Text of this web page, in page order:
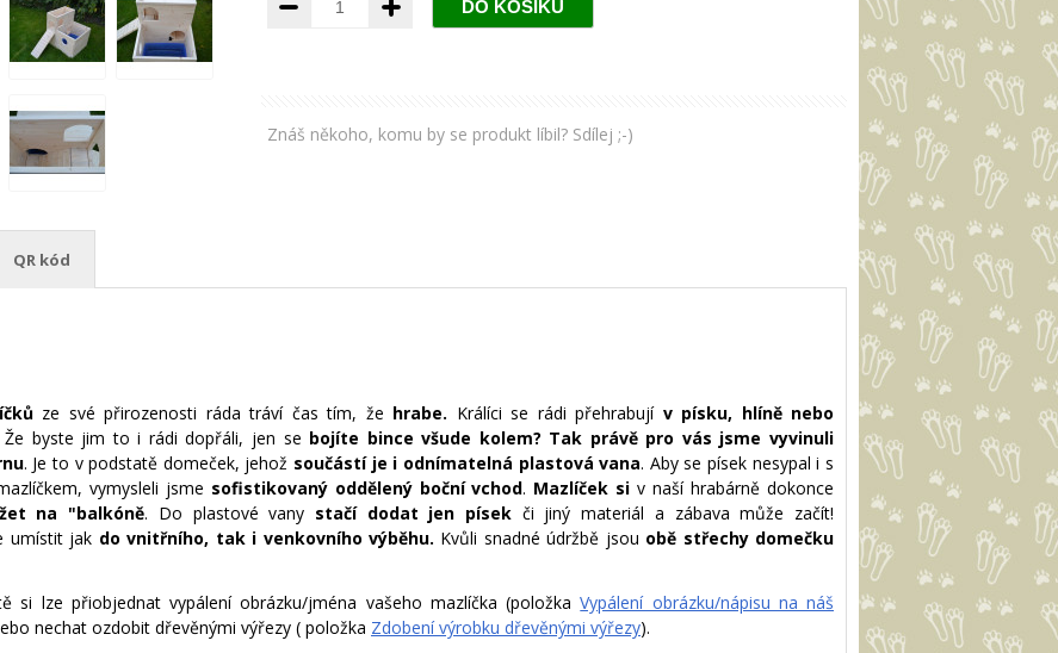
Znáš někoho, komu by se produkt líbil? Sdílej ;-)
QR kód
ze své přirozenosti ráda tráví čas tím, že hrabe. Králíci se rádi přehrabují v písku, hlíně nebo
Že byste jim to i rádi dopřáli, jen se bojíte bince všude kolem? Tak právě pro vás jsme vyvinuli
. Je to v podstatě domeček, jehož součástí je i odnímatelná plastová vana. Aby se písek nesypal i s
vymysleli jsme sofistikovaný oddělený boční vchod. Mazlíček si v naší hrabárně dokonce
na "balkóně. Do plastové vany stačí dodat jen písek či jiný materiál a zábava může začít!
umístit jak do vnitřního, tak i venkovního výběhu. Kvůli snadné údržbě jsou obě střechy domečku
si lze přiobjednat vypálení obrázku/jména vašeho mazlíčka (položkaVypálení obrázku/nápisu na náš
nechat ozdobit dřevěnými výřezy ( položka Zdobení výrobku dřevěnými výřezy).